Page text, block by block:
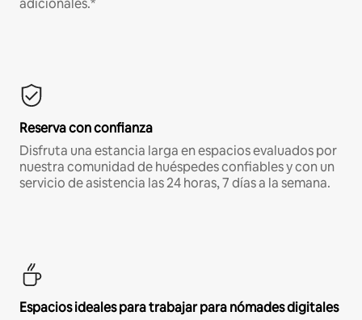
Reserva con confianza
Disfruta una estancia larga en espacios evaluados por
nuestra comunidad de huéspedes confiables y con un
servicio de asistencia las 24 horas, 7 días a la semana.
Espacios ideales para trabajar para nómades digitales